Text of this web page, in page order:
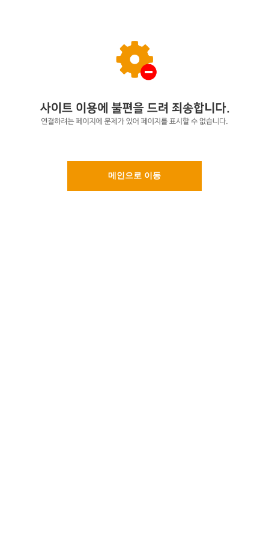
메인으로 이동